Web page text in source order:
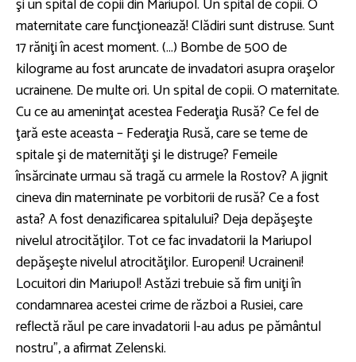
şi un spital de copii din Mariupol. Un spital de copii. O
maternitate care funcţionează! Clădiri sunt distruse. Sunt
17 răniţi în acest moment. (...) Bombe de 500 de
kilograme au fost aruncate de invadatori asupra oraşelor
ucrainene. De multe ori. Un spital de copii. O maternitate.
Cu ce au ameninţat acestea Federaţia Rusă? Ce fel de
ţară este aceasta – Federaţia Rusă, care se teme de
spitale şi de maternităţi şi le distruge? Femeile
însărcinate urmau să tragă cu armele la Rostov? A jignit
cineva din materninate pe vorbitorii de rusă? Ce a fost
asta? A fost denazificarea spitalului? Deja depăşeşte
nivelul atrocităţilor. Tot ce fac invadatorii la Mariupol
depăşeşte nivelul atrocităţilor. Europeni! Ucraineni!
Locuitori din Mariupol! Astăzi trebuie să fim uniţi în
condamnarea acestei crime de război a Rusiei, care
reflectă răul pe care invadatorii l-au adus pe pământul
nostru”, a afirmat Zelenski.